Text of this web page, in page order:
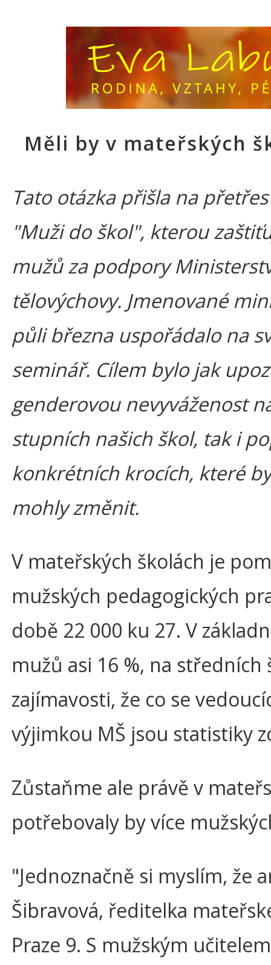
Měli by v mateřských
Tato otázka přišla na
"Muži do škol", kterou
mužů za podpory
tělovýchovy. Jmenované
půli března uspořádalo na
seminář. Cílem bylo jak
genderovou nevyváženost
stupních našich škol, tak i
konkrétních krocích, které
mohly změnit.
V mateřských školách je
mužských pedagogických
době 22 000 ku 27. V
mužů asi 16 %, na středních
zajímavosti, že co se
výjimkou MŠ jsou statistiky
Zůstaňme ale právě v
potřebovaly by více
"Jednoznačně si myslím, že
Šibravová, ředitelka
Praze 9. S mužským